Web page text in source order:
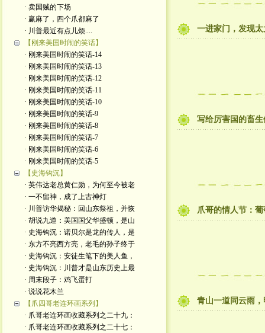
· 卖国贼的下场
· 赢麻了，四个爪都麻了
· 川普最近有点儿烦....
【刚来美国时闹的笑话】
· 刚来美国时闹的笑话-14
· 刚来美国时闹的笑话-13
· 刚来美国时闹的笑话-12
· 刚来美国时闹的笑话-11
· 刚来美国时闹的笑话-10
· 刚来美国时闹的笑话-9
· 刚来美国时闹的笑话-8
· 刚来美国时闹的笑话-7
· 刚来美国时闹的笑话-6
· 刚来美国时闹的笑话-5
【史海钩沉】
· 英伟达老总黄仁勋，为何至今被老
· 一不留神，成了上古神灯
· 川普访华揭秘：回山东祭祖，并恢
· 胡说九道：美国国父华盛顿，是山
· 史海钩沉：诺贝尔是龙的传人，是
· 东方不亮西方亮，老毛的孙子终于
· 史海钩沉：安徒生笔下的美人鱼，
· 史海钩沉：川普才是山东历史上最
· 周末段子：鸡飞蛋打
· 说说花木兰
【爪四哥老连环画系列】
· 爪哥老连环画收藏系列之二十九：
· 爪哥老连环画收藏系列之二十七：
一进家门，发现
写给厉害国的畜生
爪哥的情人节：
青山一道同云雨